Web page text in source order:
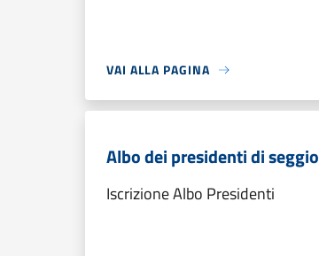
VAI ALLA PAGINA
Albo dei presidenti di seggio
Iscrizione Albo Presidenti